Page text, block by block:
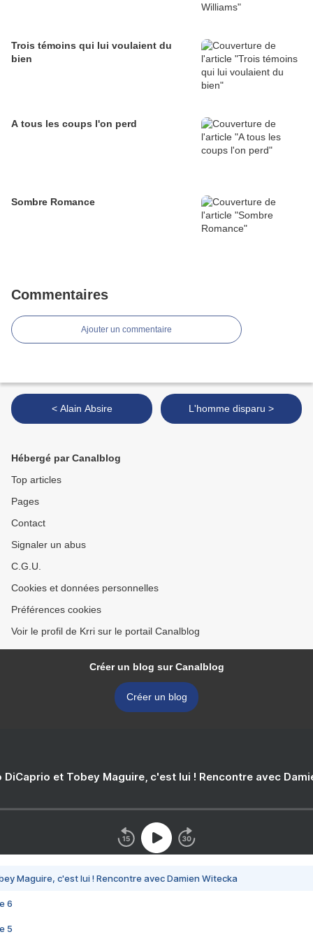
Trois témoins qui lui voulaient du
bien
A tous les coups l'on perd
Sombre Romance
Commentaires
Ajouter un commentaire
< Alain Absire L'homme disparu >
Hébergé par Canalblog
Top articles
Pages
Contact
Signaler un abus
C.G.U.
Cookies et données personnelles
Préférences cookies
Voir le profil de Krri sur le portail Canalblog
Créer un blog sur Canalblog
Créer un blog
DiCaprio et Tobey Maguire, c'est lui ! Rencontre avec
Maguire, c'est lui ! Rencontre avec Damien Witecka
6
5